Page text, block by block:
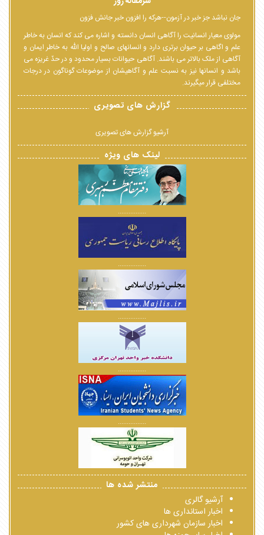
جان نباشد جز خبر در آزمون--هرکه را افزون خبر جانش فزون
مولوی معیار انسانیت را آگاهی انسان دانسته و اشاره می کند که انسان به خاطر
علم و اگاهی بر حیوان برتری دارد و انسانهای صالح و اولیا الله به خاطر ایمان و
آگاهی از ملک بالاتر می باشند. آگاهی حیوانات بسیار محدود و در حدّ غریزه می
باشد و انسانها نیز به نسبت علم و آگاهیشان از موضوعات گوناگون در درجات
مختلفی قرار میگیرند.
گزارش های تصویری
آرشیو گزارش های تصویری
لینک های ویژه
................
................
................
................
................
منتشر شده ها
آرشیو گالری
اخبار استانداری ها
اخبار سازمان شهرداری های کشور